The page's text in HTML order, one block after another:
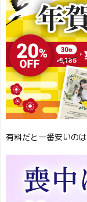
有料だと一番安いのは